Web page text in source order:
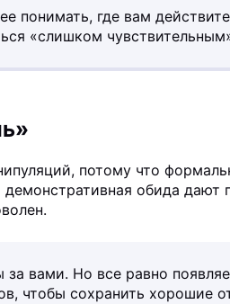
понимать, где вам
«слишком
потому что
обида дают
вами. Но все равно
чтобы сохранить хорошие